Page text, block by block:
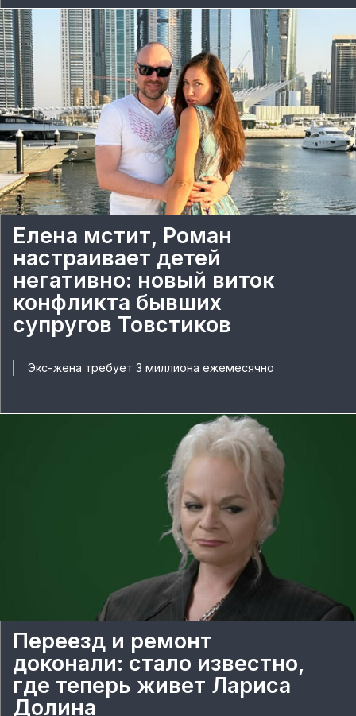
Елена мстит, Роман
настраивает детей
негативно: новый виток
конфликта бывших
супругов Товстиков
Экс-жена требует 3 миллиона ежемесячно
Переезд и ремонт
доконали: стало известно,
где теперь живет Лариса
Долина